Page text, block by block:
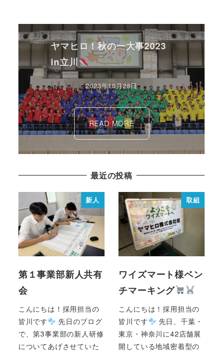
ヤマヒロ！秋の一大事2023
in立川
2023年10月28日
READ MORE
最近の投稿
新人
第１事業部新人共有
会
こんにちは！採用担当の
皆川です
先日のブログ
で、第3事業部の新人研修
についてあげさせていた
取組
ワイズマート様ベン
チマーキング
こんにちは！採用担当の
皆川です
先日、千葉・
東京・神奈川に42店舗展
開している地域密着型の